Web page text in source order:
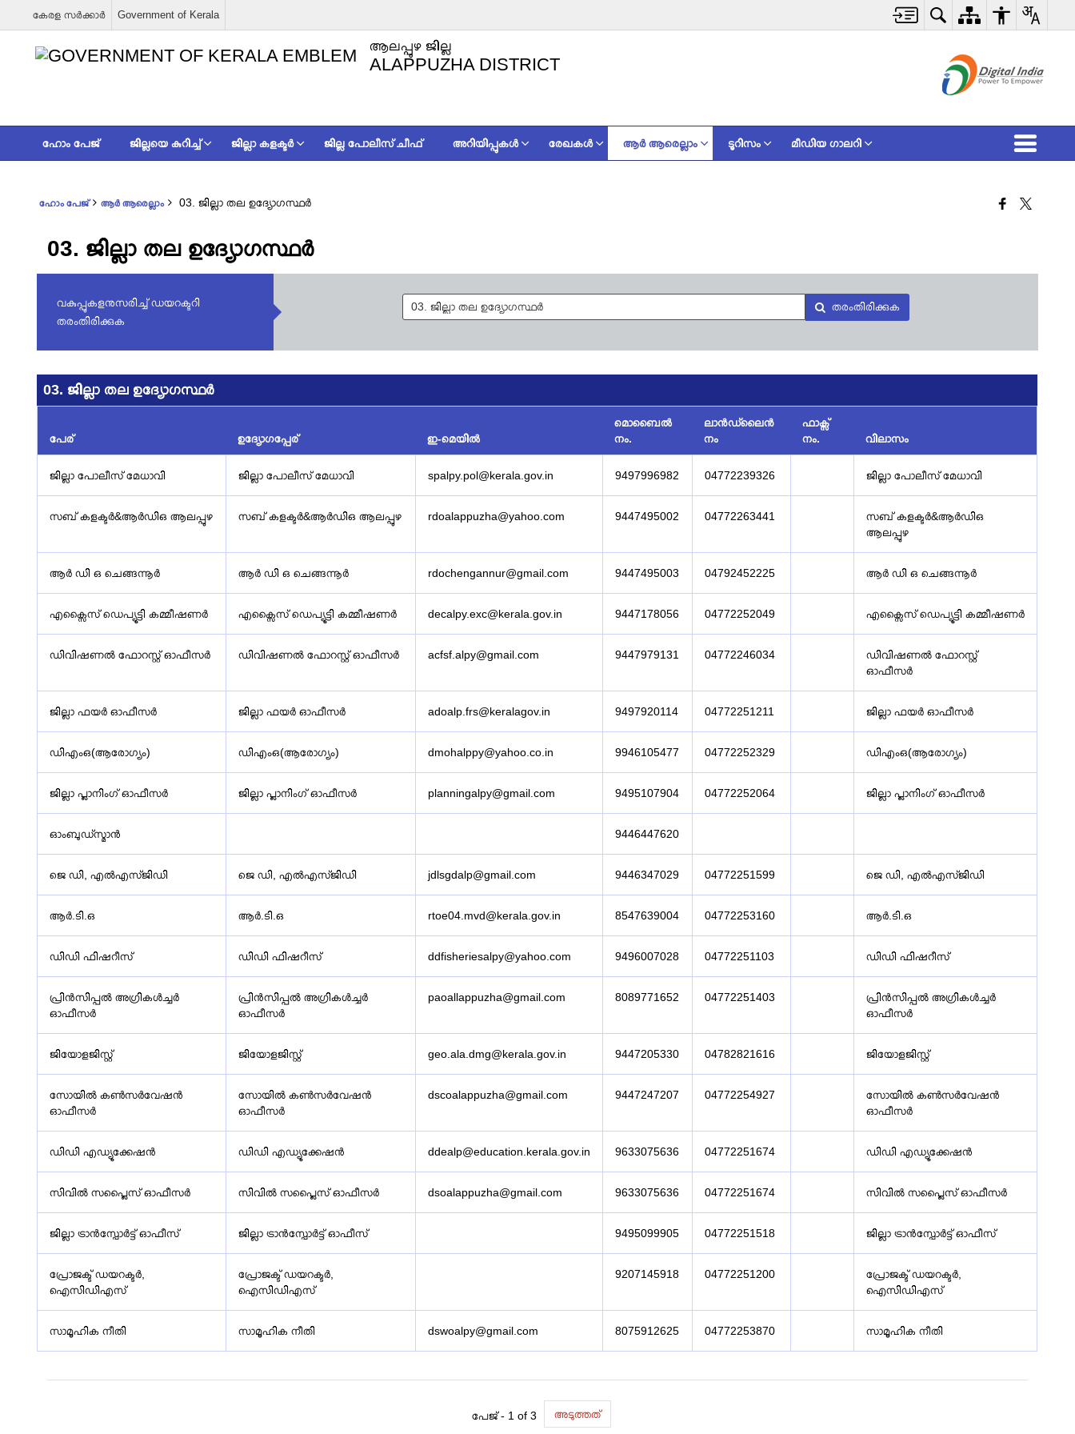
കേരള സര്‍ക്കാര്‍ Government of Kerala
ആലപ്പുഴ ജില്ല
ALAPPUZHA DISTRICT
ഹോം പേജ് ജില്ലയെ കുറിച്ച് ജില്ലാ കളക്ടര്‍ ജില്ല പോലീസ് ചീഫ് അറിയിപ്പുകൾ രേഖകള്‍ ആർ ആരെല്ലാം ടൂറിസം മീഡിയ ഗാലറി
ഹോം പേജ് ആർ ആരെല്ലാം 03. ജില്ലാ തല ഉദ്യോഗസ്ഥർ
03. ജില്ലാ തല ഉദ്യോഗസ്ഥർ
വകുപ്പുകളനുസരിച്ച് ഡയറക്ടറി
തരംതിരിക്കുക
തരംതിരിക്കുക
03. ജില്ലാ തല ഉദ്യോഗസ്ഥർ
പേര് ഉദ്യോഗപ്പേര് ഇ-മെയില്‍
മൊബൈല്‍
നം.
ലാൻഡ്‌ലൈൻ
നം
ഫാക്സ്
നം.
വിലാസം
ജില്ലാ പോലീസ് മേധാവി ജില്ലാ പോലീസ് മേധാവി spalpy.pol@kerala.gov.in 9497996982 04772239326 ജില്ലാ പോലീസ് മേധാവി
സബ് കളക്ടർ&ആർഡിഒ ആലപ്പുഴ സബ് കളക്ടർ&ആർഡിഒ ആലപ്പുഴ rdoalappuzha@yahoo.com 9447495002 04772263441
സബ് കളക്ടർ&ആർഡിഒ
ആലപ്പുഴ
ആർ ഡി ഒ ചെങ്ങന്നൂർ ആർ ഡി ഒ ചെങ്ങന്നൂർ rdochengannur@gmail.com 9447495003 04792452225 ആർ ഡി ഒ ചെങ്ങന്നൂർ
എക്സൈസ് ഡെപ്യൂട്ടി കമ്മീഷണർ എക്സൈസ് ഡെപ്യൂട്ടി കമ്മീഷണർ decalpy.exc@kerala.gov.in 9447178056 04772252049 എക്സൈസ് ഡെപ്യൂട്ടി കമ്മീഷണർ
ഡിവിഷണൽ ഫോറസ്റ്റ് ഓഫീസർ ഡിവിഷണൽ ഫോറസ്റ്റ് ഓഫീസർ acfsf.alpy@gmail.com 9447979131 04772246034
ഡിവിഷണൽ ഫോറസ്റ്റ്
ഓഫീസർ
ജില്ലാ ഫയർ ഓഫീസർ ജില്ലാ ഫയർ ഓഫീസർ adoalp.frs@keralagov.in 9497920114 04772251211 ജില്ലാ ഫയർ ഓഫീസർ
ഡിഎംഒ(ആരോഗ്യം) ഡിഎംഒ(ആരോഗ്യം) dmohalppy@yahoo.co.in 9946105477 04772252329 ഡിഎംഒ(ആരോഗ്യം)
ജില്ലാ പ്ലാനിംഗ് ഓഫീസർ ജില്ലാ പ്ലാനിംഗ് ഓഫീസർ planningalpy@gmail.com 9495107904 04772252064 ജില്ലാ പ്ലാനിംഗ് ഓഫീസർ
ഓംബുഡ്സ്മാൻ 9446447620
ജെ ഡി, എൽഎസ്ജിഡി ജെ ഡി, എൽഎസ്ജിഡി jdlsgdalp@gmail.com 9446347029 04772251599 ജെ ഡി, എൽഎസ്ജിഡി
ആർ.ടി.ഒ ആർ.ടി.ഒ rtoe04.mvd@kerala.gov.in 8547639004 04772253160 ആർ.ടി.ഒ
ഡിഡി ഫിഷറീസ് ഡിഡി ഫിഷറീസ് ddfisheriesalpy@yahoo.com 9496007028 04772251103 ഡിഡി ഫിഷറീസ്
പ്രിൻസിപ്പൽ അഗ്രികൾച്ചർ
ഓഫീസർ
പ്രിൻസിപ്പൽ അഗ്രികൾച്ചർ
ഓഫീസർ
paoallappuzha@gmail.com 8089771652 04772251403
പ്രിൻസിപ്പൽ അഗ്രികൾച്ചർ
ഓഫീസർ
ജിയോളജിസ്റ്റ് ജിയോളജിസ്റ്റ് geo.ala.dmg@kerala.gov.in 9447205330 04782821616 ജിയോളജിസ്റ്റ്
സോയിൽ കൺസർവേഷൻ
ഓഫീസർ
സോയിൽ കൺസർവേഷൻ
ഓഫീസർ
dscoalappuzha@gmail.com 9447247207 04772254927
സോയിൽ കൺസർവേഷൻ
ഓഫീസർ
ഡിഡി എഡ്യൂക്കേഷൻ ഡിഡി എഡ്യൂക്കേഷൻ ddealp@education.kerala.gov.in 9633075636 04772251674 ഡിഡി എഡ്യൂക്കേഷൻ
സിവിൽ സപ്ലൈസ് ഓഫീസർ സിവിൽ സപ്ലൈസ് ഓഫീസർ dsoalappuzha@gmail.com 9633075636 04772251674 സിവിൽ സപ്ലൈസ് ഓഫീസർ
ജില്ലാ ട്രാൻസ്പോർട്ട് ഓഫീസ് ജില്ലാ ട്രാൻസ്പോർട്ട് ഓഫീസ് 9495099905 04772251518 ജില്ലാ ട്രാൻസ്പോർട്ട് ഓഫീസ്
പ്രോജക്ട് ഡയറക്ടർ,
ഐസിഡിഎസ്
പ്രോജക്ട് ഡയറക്ടർ,
ഐസിഡിഎസ്
9207145918 04772251200
പ്രോജക്ട് ഡയറക്ടർ,
ഐസിഡിഎസ്
സാമൂഹിക നീതി സാമൂഹിക നീതി dswoalpy@gmail.com 8075912625 04772253870 സാമൂഹിക നീതി
പേജ് - 1 of 3 അടുത്തത്